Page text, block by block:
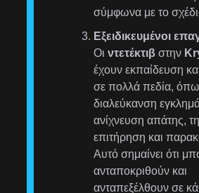
σύμφωνα με το
Εξειδικευμένοι
Οιντετέκτιβ στην
έχουν εκπαίδευση
σε πολλά πεδία,
διαλεύκανση
ανίχνευση απάτης,
επιτήρηση και
Αυτό σημαίνει ότι
ανταποκριθούν και
ανταπεξέλθουν σε